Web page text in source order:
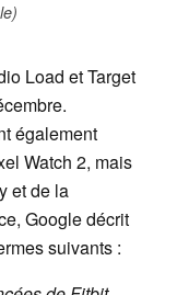
Load et Target
également
Watch 2, mais
et de la
Google décrit
suivants :